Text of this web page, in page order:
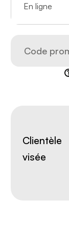
En ligne
Clientèle
visée